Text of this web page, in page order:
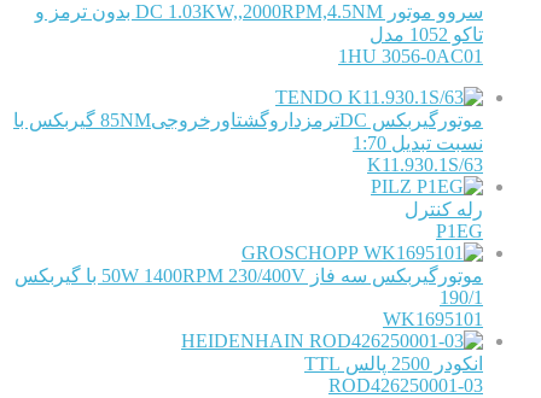
سروو موتور DC 1.03KW,,2000RPM,4.5NM بدون ترمز و
تاکو 1052 مدل
1HU 3056-0AC01
TENDO
موتورگیربکس DCترمزداروگشتاورخروجی85NM گیربکس با
نسبت تبدیل 1:70
63/K11.930.1S
PILZ
رله کنترل
P1EG
GROSCHOPP
موتورگیربکس سه فاز 50W 1400RPM 230/400V با گیربکس
190/1
WK1695101
HEIDENHAIN
انکودر 2500 پالس TTL
ROD426250001-03